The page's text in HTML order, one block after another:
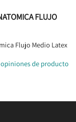
FLUJO
Flujo Medio Latex
opiniones de producto